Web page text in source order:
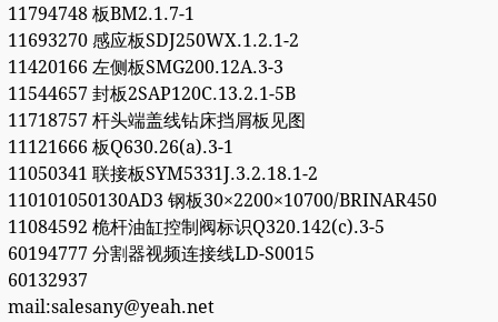
11794748 板BM2.1.7-1
11693270 感应板SDJ250WX.1.2.1-2
11420166 左侧板SMG200.12A.3-3
11544657 封板2SAP120C.13.2.1-5B
11718757 杆头端盖线钻床挡屑板见图
11121666 板Q630.26(a).3-1
11050341 联接板SYM5331J.3.2.18.1-2
110101050130AD3 钢板30×2200×10700/BRINAR450
11084592 桅杆油缸控制阀标识Q320.142(c).3-5
60194777 分割器视频连接线LD-S0015
60132937
mail:salesany@yeah.net